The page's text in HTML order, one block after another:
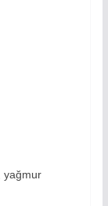
yağmur